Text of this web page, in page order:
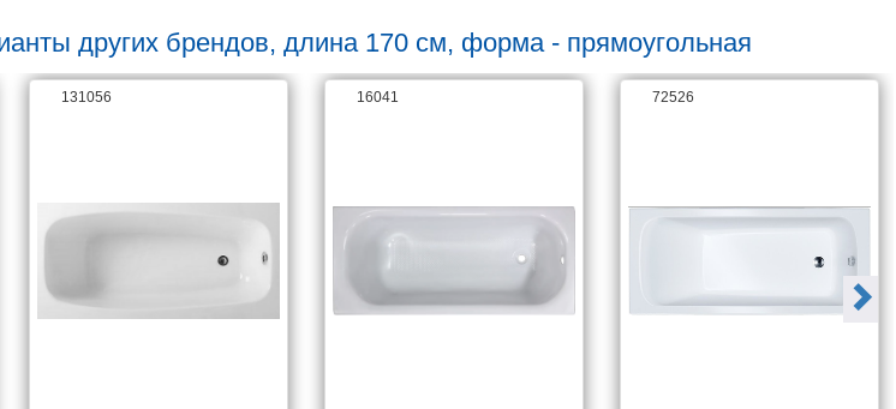
других брендов, длина 170 см, форма - прямоугольная
131056 16041 72526